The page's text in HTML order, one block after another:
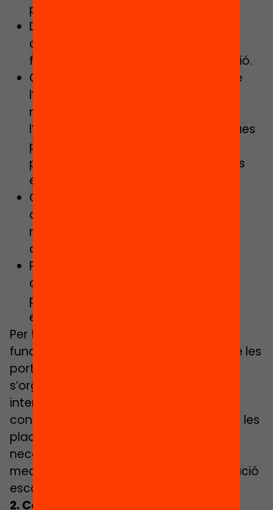
programació de l’oferta educativa.
Desenvolupar i aplicar actuacions
d’acompanyament i suport de les
famílies en el procediment d’admissió.
Oferir a les famílies informació sobre
l’oferta educativa, especialment en
relació amb la informació sobre
l’aplicació de les mesures específiques
per a l’equitat escolar i la reserva de
places per alumnes amb necessitats
específiques.
Coordinar les jornades de portes
obertes dels centres educatius del
municipi, amb l’acord dels centres
afectats.
Promoure campanyes informatives
adreçades a les famílies sobre el
procediment d’admissió als centres
educatius del municipi.
Per tant, es destaquen com a noves
funcions específiques la coordinació de les
portes obertes, que actualment
s’organitzen a molts municipis sense la
intervenció de l’Ajuntament. A més, es
concreta que l’OME ha d’informar sobre les
places reservades per alumnes amb
necessitats específiques i explicar els
mecanismes de lluita contra la segregació
escolar que es despleguen al municipi.
2. Concreció de les pautes de